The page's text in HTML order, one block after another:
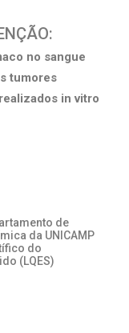
no sangue
tumores
in vitro
de
da UNICAMP
do
(LQES)